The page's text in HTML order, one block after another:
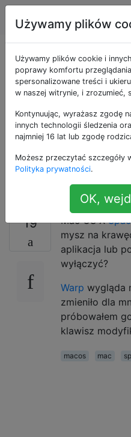
Apple
Jak
przed
Spacji,
myszy
na
19 Mac OS X
mysz na
aplikacja lub
wyłączyć?
Warp wygląda
zmieniło dla
próbowałem
klawisz
macos mac
Używamy plików
Używamy plików cookie i
poprawy komfortu
spersonalizowane treści i
w naszej witrynie, i zrozumieć,
Kontynuując, wyrażasz zgodę
innych technologii śledzenia
najmniej 16 lat lub zgodę
Możesz przeczytać szczegóły
Polityka prywatności.
OK,